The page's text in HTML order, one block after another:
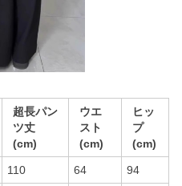
超長パン
ツ丈
(cm)
ウエ
スト
(cm)
ヒッ
プ
(cm)
110 64 94